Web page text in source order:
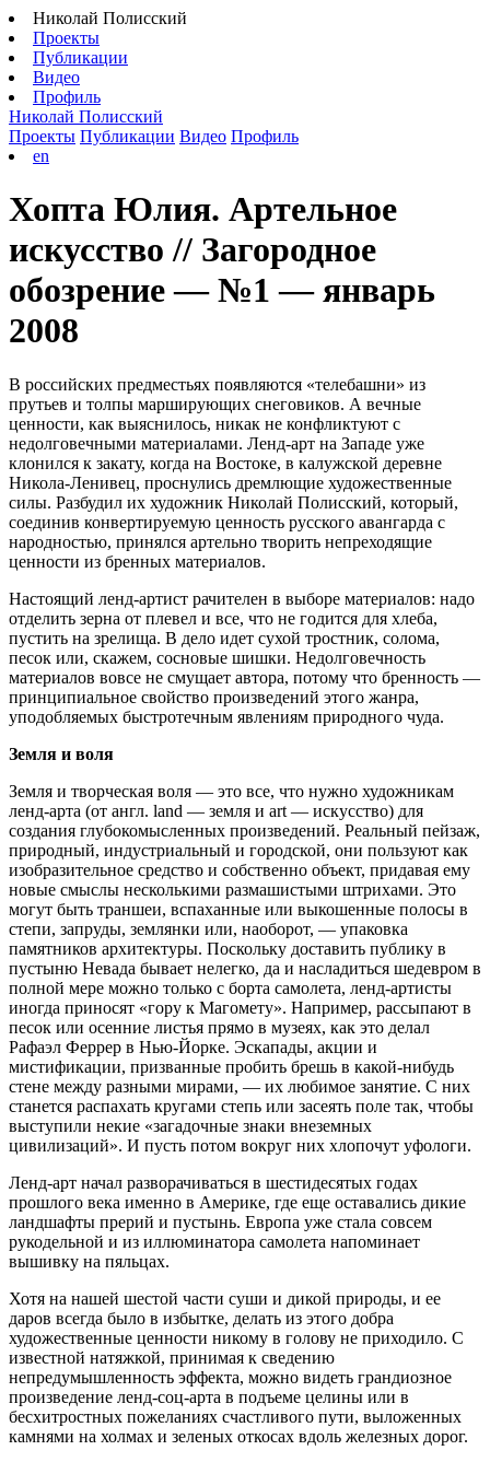
Николай Полисский
Проекты
Публикации
Видео
Профиль
Николай Полисский
Проекты Публикации Видео Профиль
en
Хопта Юлия. Артельное
искусство // Загородное
обозрение — №1 — январь
2008
В российских предместьях появляются «телебашни» из
прутьев и толпы марширующих снеговиков. А вечные
ценности, как выяснилось, никак не конфликтуют с
недолговечными материалами. Ленд-арт на Западе уже
клонился к закату, когда на Востоке, в калужской деревне
Никола-Ленивец, проснулись дремлющие художественные
силы. Разбудил их художник Николай Полисский, который,
соединив конвертируемую ценность русского авангарда с
народностью, принялся артельно творить непреходящие
ценности из бренных материалов.
Настоящий ленд-артист рачителен в выборе материалов: надо
отделить зерна от плевел и все, что не годится для хлеба,
пустить на зрелища. В дело идет сухой тростник, солома,
песок или, скажем, сосновые шишки. Недолговечность
материалов вовсе не смущает автора, потому что бренность —
принципиальное свойство произведений этого жанра,
уподобляемых быстротечным явлениям природного чуда.
Земля и воля
Земля и творческая воля — это все, что нужно художникам
ленд-арта (от англ. land — земля и art — искусство) для
создания глубокомысленных произведений. Реальный пейзаж,
природный, индустриальный и городской, они пользуют как
изобразительное средство и собственно объект, придавая ему
новые смыслы несколькими размашистыми штрихами. Это
могут быть траншеи, вспаханные или выкошенные полосы в
степи, запруды, землянки или, наоборот, — упаковка
памятников архитектуры. Поскольку доставить публику в
пустыню Невада бывает нелегко, да и насладиться шедевром в
полной мере можно только с борта самолета, ленд-артисты
иногда приносят «гору к Магомету». Например, рассыпают в
песок или осенние листья прямо в музеях, как это делал
Рафаэл Феррер в Нью-Йорке. Эскапады, акции и
мистификации, призванные пробить брешь в какой-нибудь
стене между разными мирами, — их любимое занятие. С них
станется распахать кругами степь или засеять поле так, чтобы
выступили некие «загадочные знаки внеземных
цивилизаций». И пусть потом вокруг них хлопочут уфологи.
Ленд-арт начал разворачиваться в шестидесятых годах
прошлого века именно в Америке, где еще оставались дикие
ландшафты прерий и пустынь. Европа уже стала совсем
рукодельной и из иллюминатора самолета напоминает
вышивку на пяльцах.
Хотя на нашей шестой части суши и дикой природы, и ее
даров всегда было в избытке, делать из этого добра
художественные ценности никому в голову не приходило. С
известной натяжкой, принимая к сведению
непредумышленность эффекта, можно видеть грандиозное
произведение ленд-соц-арта в подъеме целины или в
бесхитростных пожеланиях счастливого пути, выложенных
камнями на холмах и зеленых откосах вдоль железных дорог.